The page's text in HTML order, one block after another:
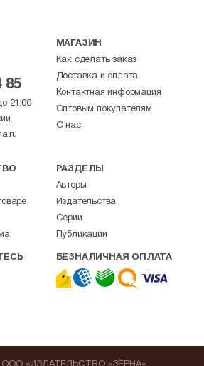
85
21:00
МАГАЗИН
Как сделать заказ
Доставка и оплата
Контактная информация
Оптовым покупателям
О нас
РАЗДЕЛЫ
Авторы
Издательства
Серии
Публикации
БЕЗНАЛИЧНАЯ ОПЛАТА